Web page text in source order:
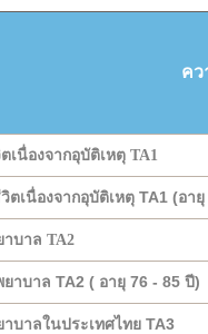
คว
เนื่องจากอุบัติเหตุ TA1
ตเนื่องจากอุบัติเหตุ TA1 (อา
บาล TA2
าบาล TA2 ( อายุ 76 - 85 ปี)
บาลในประเทศไทย TA3